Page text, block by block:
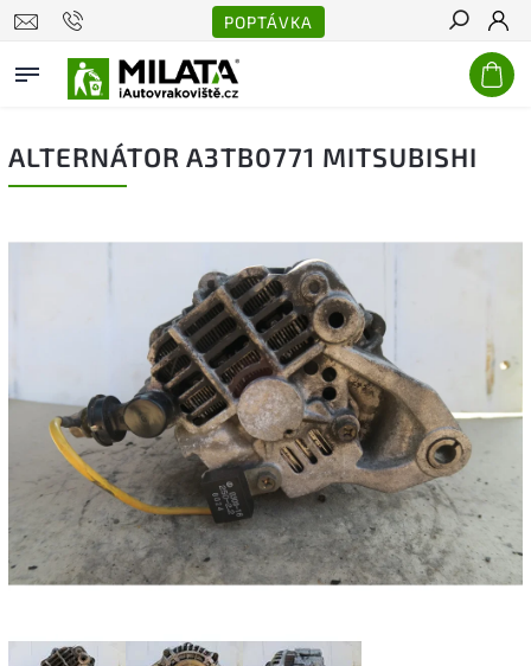
POPTÁVKA
Hledat
ALTERNÁTOR A3TB0771 MITSUBISHI